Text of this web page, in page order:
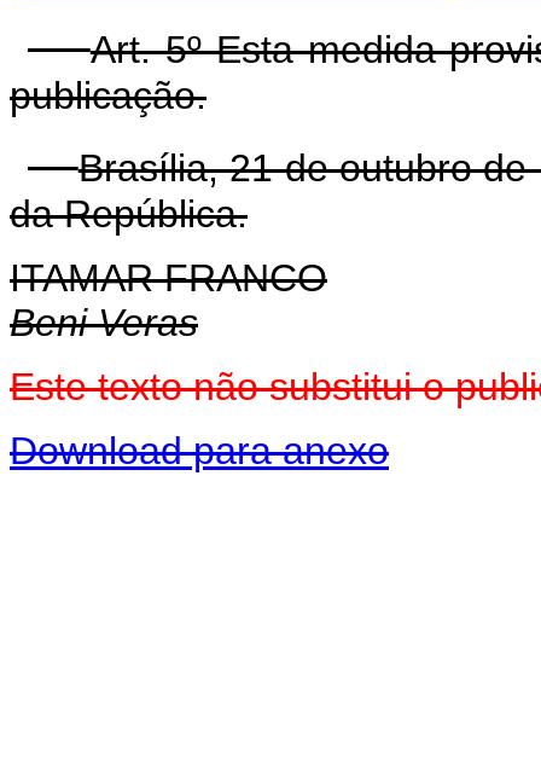
Art. 5º Esta medida
publicação.
Brasília, 21 de outubro de
da República.
ITAMAR FRANCO
Beni Veras
Este texto não substitui o
Download para anexo